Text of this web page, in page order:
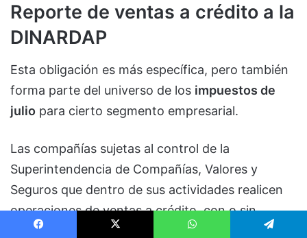
Reporte de ventas a crédito a la
DINARDAP
Esta obligación es más específica, pero también
forma parte del universo de los impuestos de
julio para cierto segmento empresarial.
Las compañías sujetas al control de la
Superintendencia de Compañías, Valores y
Seguros que dentro de sus actividades realicen
operaciones de ventas a crédito, con o sin
intereses, deberán transferir la respectiva